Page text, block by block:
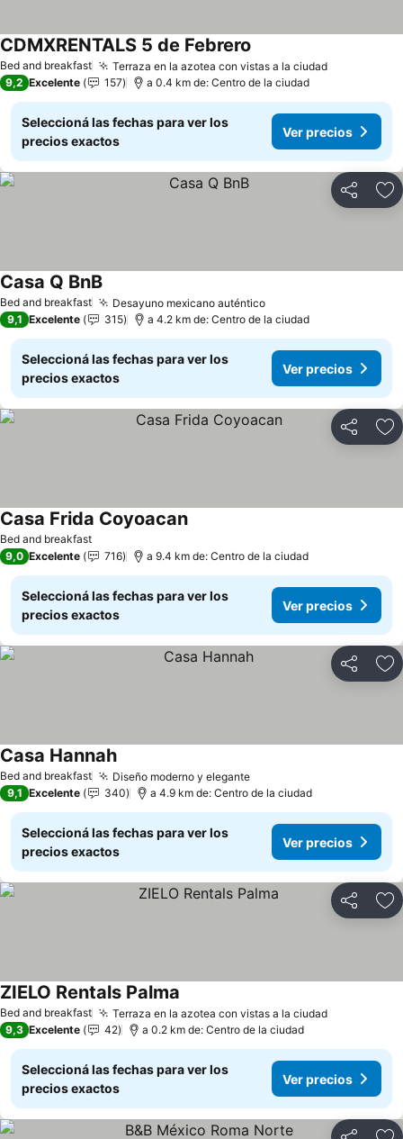
Bed and breakfast Terraza en la azotea con vistas a la ciudadVer precios
CDMXRENTALS 5 de Febrero
9,2 Excelente 157 a 0.4 km de: Centro de la ciudad
Seleccioná las fechas para ver los
precios exactos
Ver precios
Compartir
Bed and breakfast Desayuno mexicano auténticoVer precios
Casa Q BnBVer precios
9,1 Excelente 315 a 4.2 km de: Centro de la ciudad
Seleccioná las fechas para ver los
precios exactos
Ver precios
Compartir
Bed and breakfast
Casa Frida CoyoacanVer precios
9,0 Excelente 716 a 9.4 km de: Centro de la ciudad
Seleccioná las fechas para ver los
precios exactos
Ver precios
Compartir
Bed and breakfast Diseño moderno y eleganteVer precios
Casa HannahVer precios
9,1 Excelente 340 a 4.9 km de: Centro de la ciudad
Seleccioná las fechas para ver los
precios exactos
Ver precios
Compartir
Bed and breakfast Terraza en la azotea con vistas a la ciudadVer precios
ZIELO Rentals Palma
9,3 Excelente 42 a 0.2 km de: Centro de la ciudad
Seleccioná las fechas para ver los
precios exactos
Ver precios